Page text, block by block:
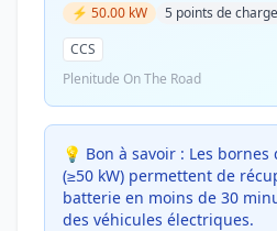
⚡ 50.00 kW
5 points de charge
CCS
Plenitude On The Road
💡 Bon à savoir : Les
(≥50 kW) permettent de
batterie en moins de 30
des véhicules électriques.